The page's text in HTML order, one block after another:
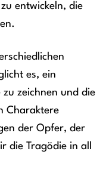
entwickeln, die
es, ein
zu zeichnen und die
Charaktere
der Opfer, der
die Tragödie in all